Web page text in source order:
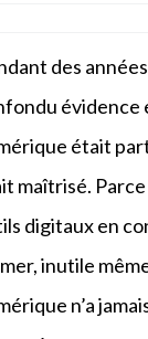
des
évidence
était
maîtrisé.
digitaux en
inutile
n’a